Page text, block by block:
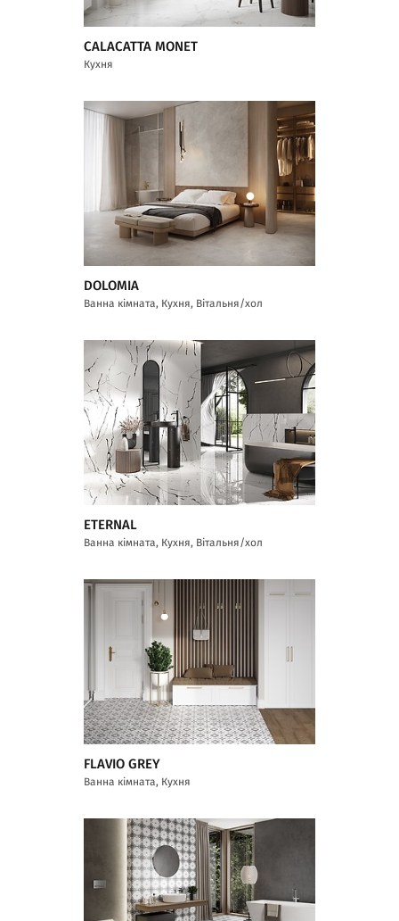
CALACATTA MONET
Кухня
DOLOMIA
Ванна кімната, Кухня, Вітальня/хол
ETERNAL
Ванна кімната, Кухня, Вітальня/хол
FLAVIO GREY
Ванна кімната, Кухня